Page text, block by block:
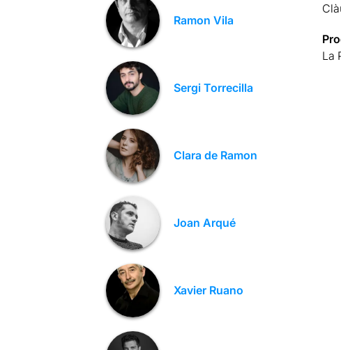
Ramon Vila
Sergi Torrecilla
Clara de Ramon
Joan Arqué
Xavier Ruano
La